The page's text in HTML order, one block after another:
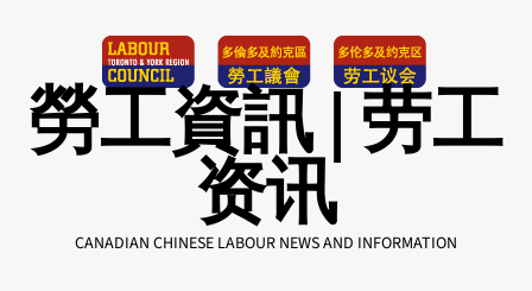
勞工資訊 | 劳工
资讯
CANADIAN CHINESE LABOUR NEWS AND INFORMATION